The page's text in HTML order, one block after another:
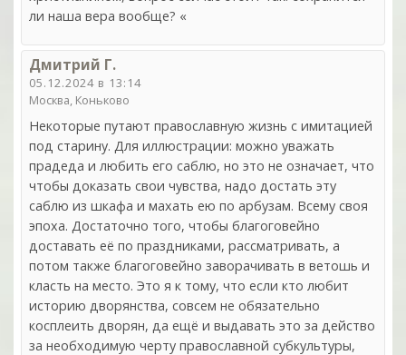
ли наша вера вообще? «
Дмитрий Г.
05.12.2024 в 13:14
Москва, Коньково
Некоторые путают православную жизнь с имитацией
под старину. Для иллюстрации: можно уважать
прадеда и любить его саблю, но это не означает, что
чтобы доказать свои чувства, надо достать эту
саблю из шкафа и махать ею по арбузам. Всему своя
эпоха. Достаточно того, чтобы благоговейно
доставать её по праздниками, рассматривать, а
потом также благоговейно заворачивать в ветошь и
класть на место. Это я к тому, что если кто любит
историю дворянства, совсем не обязательно
косплеить дворян, да ещё и выдавать это за действо
за необходимую черту православной субкультуры,